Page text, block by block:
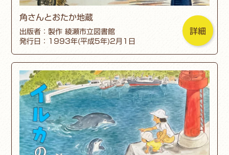
角さんとおたか地蔵
出版者：製作 綾瀬市立図書館
発行日：1993年(平成5年)2月1日
詳細